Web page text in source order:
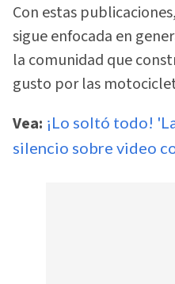
Con estas
sigue enfocada en
la comunidad que
gusto por las
Vea: ¡Lo soltó todo!
silencio sobre video